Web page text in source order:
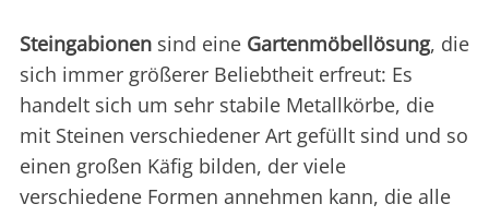
Steingabionen sind eine Gartenmöbellösung, die
sich immer größerer Beliebtheit erfreut: Es
handelt sich um sehr stabile Metallkörbe, die
mit Steinen verschiedener Art gefüllt sind und so
einen großen Käfig bilden, der viele
verschiedene Formen annehmen kann, die alle